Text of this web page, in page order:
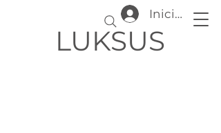
LUKSUS
Iniciar sesión